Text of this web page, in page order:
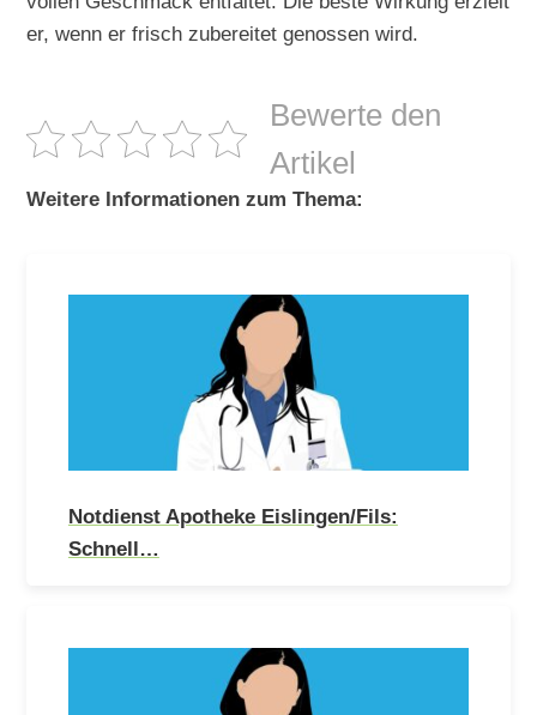
er, wenn er frisch zubereitet genossen wird.
Bewerte den
Artikel
Weitere Informationen zum Thema:
Notdienst Apotheke Eislingen/Fils:
Schnell…